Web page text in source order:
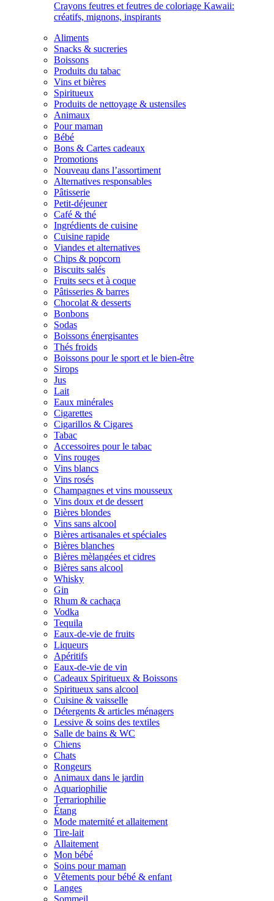
Crayons feutres et feutres de coloriage Kawaii:
créatifs, mignons, inspirants
Aliments
Snacks & sucreries
Boissons
Produits du tabac
Vins et bières
Spiritueux
Produits de nettoyage & ustensiles
Animaux
Pour maman
Bébé
Bons & Cartes cadeaux
Promotions
Nouveau dans l’assortiment
Alternatives responsables
Pâtisserie
Petit-déjeuner
Café & thé
Ingrédients de cuisine
Cuisine rapide
Viandes et alternatives
Chips & popcorn
Biscuits salés
Fruits secs et à coque
Pâtisseries & barres
Chocolat & desserts
Bonbons
Sodas
Boissons énergisantes
Thés froids
Boissons pour le sport et le bien-être
Sirops
Jus
Lait
Eaux minérales
Cigarettes
Cigarillos & Cigares
Tabac
Accessoires pour le tabac
Vins rouges
Vins blancs
Vins rosés
Champagnes et vins mousseux
Vins doux et de dessert
Bières blondes
Vins sans alcool
Bières artisanales et spéciales
Bières blanches
Bières mèlangées et cidres
Bières sans alcool
Whisky
Gin
Rhum & cachaça
Vodka
Tequila
Eaux-de-vie de fruits
Liqueurs
Apéritifs
Eaux-de-vie de vin
Cadeaux Spiritueux & Boissons
Spiritueux sans alcool
Cuisine & vaisselle
Détergents & articles ménagers
Lessive & soins des textiles
Salle de bains & WC
Chiens
Chats
Rongeurs
Animaux dans le jardin
Aquariophilie
Terrariophilie
Étang
Mode maternité et allaitement
Tire-lait
Allaitement
Mon bébé
Soins pour maman
Vêtements pour bébé & enfant
Langes
Sommeil